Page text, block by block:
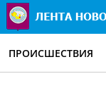
ПРОИСШЕСТВИЯ